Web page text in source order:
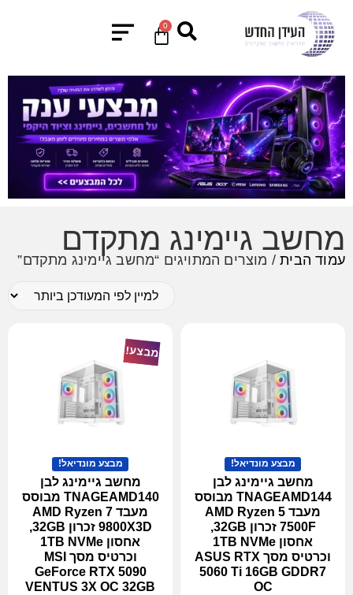
0
מחשב גיימינג מתקדם
עמוד הבית/ מוצרים המתויגים “מחשב גיימינג מתקדם”
מבצע מונדיאל!
מחשב גיימינג לבן
TNAGEAMD144 מבוסס
מעבד AMD Ryzen 5
7500F זכרון 32GB,
אחסון 1TB NVMe
וכרטיס מסך ASUS RTX
5060 Ti 16GB GDDR7
OC
מבצע!
מבצע מונדיאל!
מחשב גיימינג לבן
TNAGEAMD140 מבוסס
מעבד AMD Ryzen 7
9800X3D זכרון 32GB,
אחסון 1TB NVMe
וכרטיס מסך MSI
GeForce RTX 5090
VENTUS 3X OC 32GB